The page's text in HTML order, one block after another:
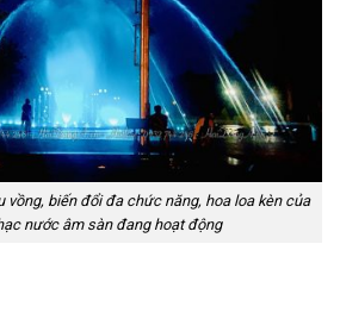
vồng, biến đổi đa chức năng, hoa loa kèn của
nước âm sàn đang hoạt động